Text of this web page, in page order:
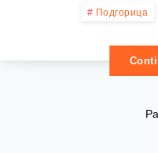
Подгорица